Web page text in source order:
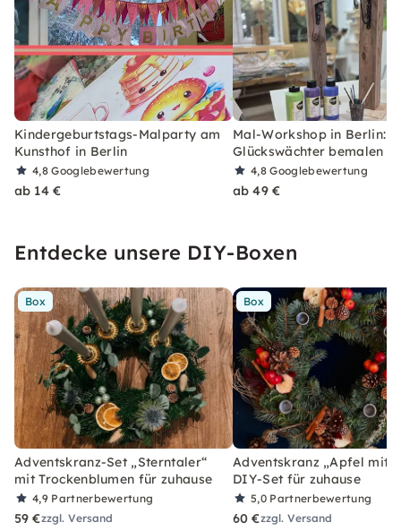
Kindergeburtstags-Malparty am
Kunsthof in Berlin
4,8Googlebewertung
ab 14 €
Mal-Workshop in Berlin:
Glückswächter bemalen
4,8Googlebewertung
ab 49 €
Entdecke unsere DIY-Boxen
Box
Adventskranz-Set „Sterntaler“
mit Trockenblumen für zuhause
4,9 Partnerbewertung
59 €zzgl. Versand
Box
Adventskranz „Apfel mit
DIY-Set für zuhause
5,0 Partnerbewertung
60 €zzgl. Versand